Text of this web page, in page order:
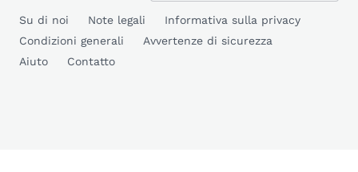
Su di noi Note legali
Informativa sulla privacy
Condizioni generali
Avvertenze di sicurezza
Aiuto
Contatto